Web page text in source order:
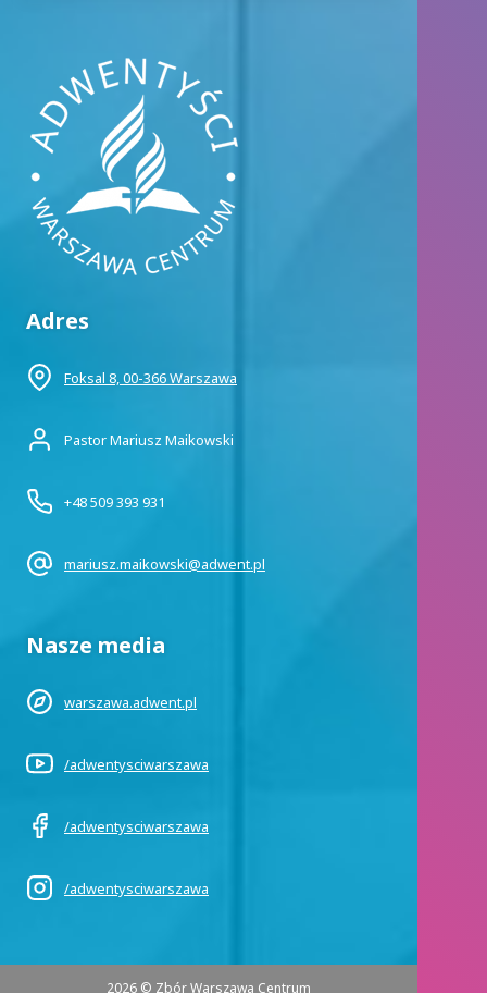
Adres
Foksal 8, 00-366 Warszawa
Pastor Mariusz Maikowski
+48 509 393 931
mariusz.maikowski@adwent.pl
Nasze media
warszawa.adwent.pl
/adwentysciwarszawa
/adwentysciwarszawa
/adwentysciwarszawa
2026 © Zbór Warszawa Centrum